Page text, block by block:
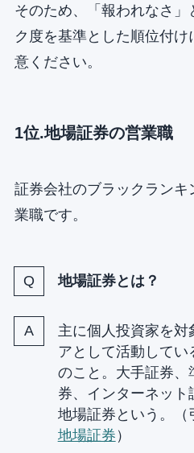
そのため、「報われなさ」
ク度を基準とした順位付
意ください。
1位.地場証券の営業職
証券会社のブラックラン
業職です。
地場証券とは？
主に個人投資家を対
アとして活動して
のこと。大手証券、
券、インターネット
地場証券という。（
地場証券 ）